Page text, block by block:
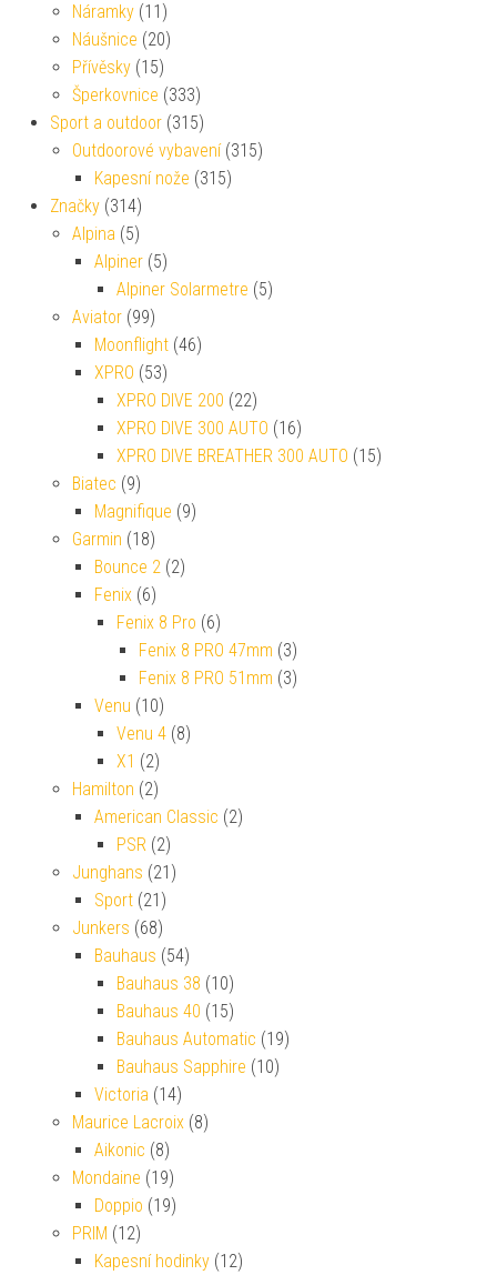
Náramky (11)
Náušnice (20)
Přívěsky (15)
Šperkovnice (333)
Sport a outdoor (315)
Outdoorové vybavení (315)
Kapesní nože (315)
Značky (314)
Alpina (5)
Alpiner (5)
Alpiner Solarmetre (5)
Aviator (99)
Moonflight (46)
XPRO (53)
XPRO DIVE 200 (22)
XPRO DIVE 300 AUTO (16)
XPRO DIVE BREATHER 300 AUTO (15)
Biatec (9)
Magnifique (9)
Garmin (18)
Bounce 2 (2)
Fenix (6)
Fenix 8 Pro (6)
Fenix 8 PRO 47mm (3)
Fenix 8 PRO 51mm (3)
Venu (10)
Venu 4 (8)
X1 (2)
Hamilton (2)
American Classic (2)
PSR (2)
Junghans (21)
Sport (21)
Junkers (68)
Bauhaus (54)
Bauhaus 38 (10)
Bauhaus 40 (15)
Bauhaus Automatic (19)
Bauhaus Sapphire (10)
Victoria (14)
Maurice Lacroix (8)
Aikonic (8)
Mondaine (19)
Doppio (19)
PRIM (12)
Kapesní hodinky (12)